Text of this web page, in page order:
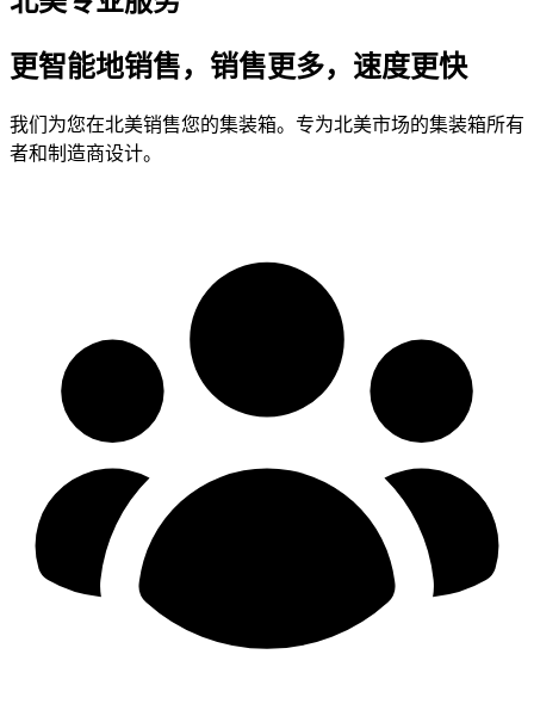
更智能地销售，销售更多，速度更快
我们为您在北美销售您的集装箱。专为北美市场的集装箱所有
者和制造商设计。